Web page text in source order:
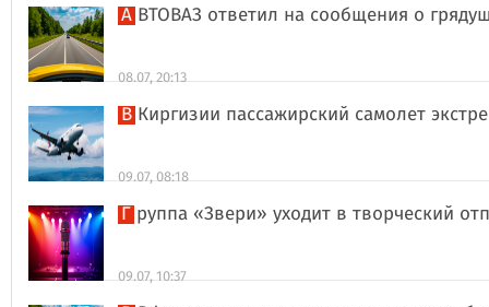
АВТОВАЗ ответил на сообщения о
08.07, 20:13
В Киргизии пассажирский самолет
09.07, 08:18
Группа «Звери» уходит в творческий
09.07, 10:37